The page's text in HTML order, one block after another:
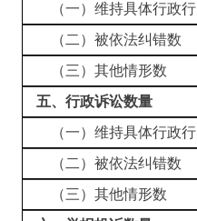
（一）维持具体行政行
（二）被依法纠错数
（三）其他情形数
五、行政诉讼数量
（一）维持具体行政行
（二）被依法纠错数
（三）其他情形数